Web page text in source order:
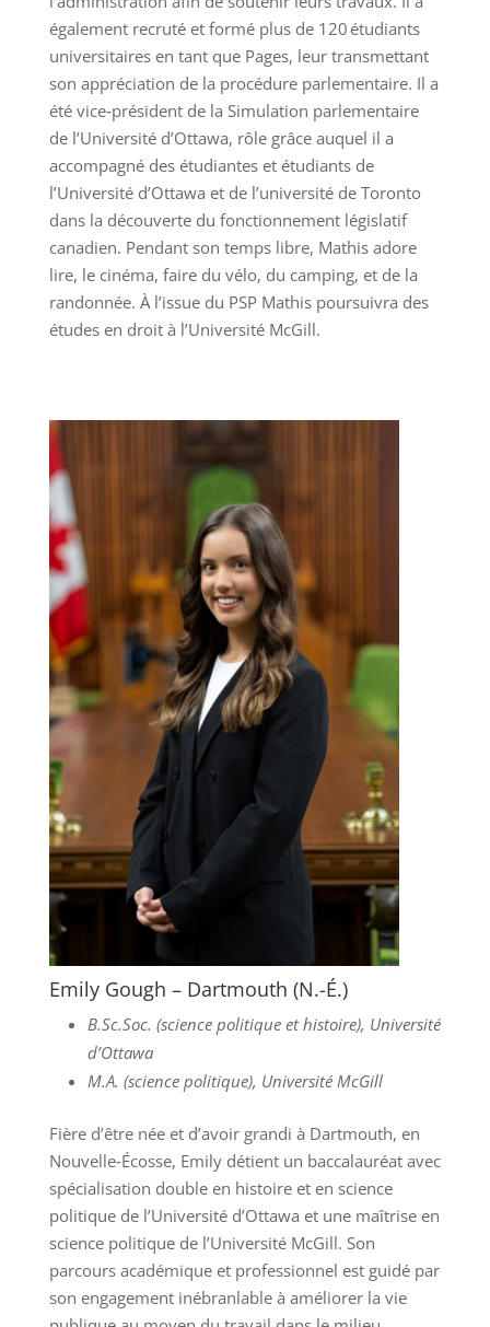
également recruté et formé plus de 120 étudiants
universitaires en tant que Pages, leur transmettant
son appréciation de la procédure parlementaire. Il a
été vice‑président de la Simulation parlementaire
de l’Université d’Ottawa, rôle grâce auquel il a
accompagné des étudiantes et étudiants de
l’Université d’Ottawa et de l’université de Toronto
dans la découverte du fonctionnement législatif
canadien. Pendant son temps libre, Mathis adore
lire, le cinéma, faire du vélo, du camping, et de la
randonnée. À l’issue du PSP Mathis poursuivra des
études en droit à l’Université McGill.
Emily Gough – Dartmouth (N.-É.)
B.Sc.Soc. (science politique et histoire), Université
d’Ottawa
M.A. (science politique), Université McGill
Fière d’être née et d’avoir grandi à Dartmouth, en
Nouvelle‑Écosse, Emily détient un baccalauréat avec
spécialisation double en histoire et en science
politique de l’Université d’Ottawa et une maîtrise en
science politique de l’Université McGill. Son
parcours académique et professionnel est guidé par
son engagement inébranlable à améliorer la vie